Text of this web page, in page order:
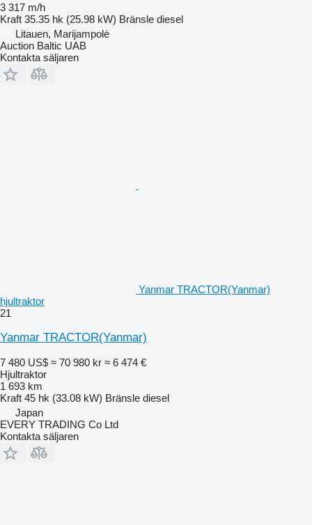
3 317 m/h
Kraft 35.35 hk (25.98 kW) Bränsle diesel
Litauen, Marijampolė
Auction Baltic UAB
Kontakta säljaren
Yanmar TRACTOR(Yanmar)
hjultraktor
21
Yanmar TRACTOR(Yanmar)
7 480 US$ ≈ 70 980 kr ≈ 6 474 €
Hjultraktor
1 693 km
Kraft 45 hk (33.08 kW) Bränsle diesel
Japan
EVERY TRADING Co Ltd
Kontakta säljaren